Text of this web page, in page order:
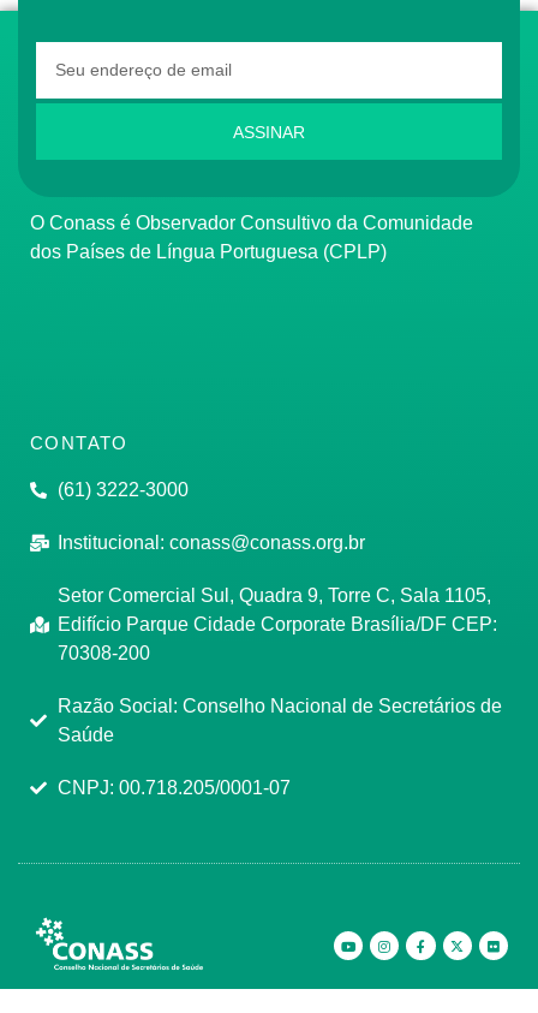
ASSINAR
O Conass é Observador Consultivo da Comunidade
dos Países de Língua Portuguesa (CPLP)
CONTATO
(61) 3222-3000
Institucional: conass@conass.org.br
Setor Comercial Sul, Quadra 9, Torre C, Sala 1105,
Edifício Parque Cidade Corporate Brasília/DF CEP:
70308-200
Razão Social: Conselho Nacional de Secretários de
Saúde
CNPJ: 00.718.205/0001-07